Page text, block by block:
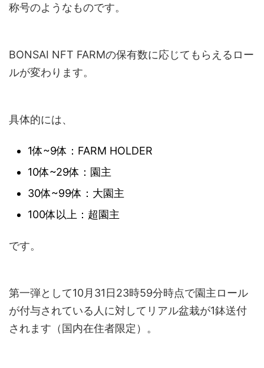
称号のようなものです。
BONSAI NFT FARMの保有数に応じてもらえるロー
ルが変わります。
具体的には、
1体~9体：FARM HOLDER
10体~29体：園主
30体~99体：大園主
100体以上：超園主
です。
第一弾として10月31日23時59分時点で園主ロール
が付与されている人に対してリアル盆栽が1鉢送付
されます（国内在住者限定）。